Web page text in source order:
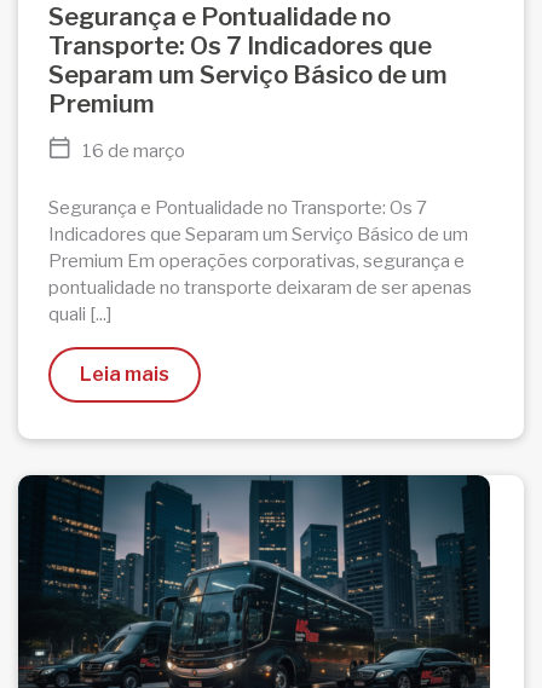
Segurança e Pontualidade no
Transporte: Os 7 Indicadores que
Separam um Serviço Básico de um
Premium
16 de março
Segurança e Pontualidade no Transporte: Os 7
Indicadores que Separam um Serviço Básico de um
Premium Em operações corporativas, segurança e
pontualidade no transporte deixaram de ser apenas
quali [...]
Leia mais